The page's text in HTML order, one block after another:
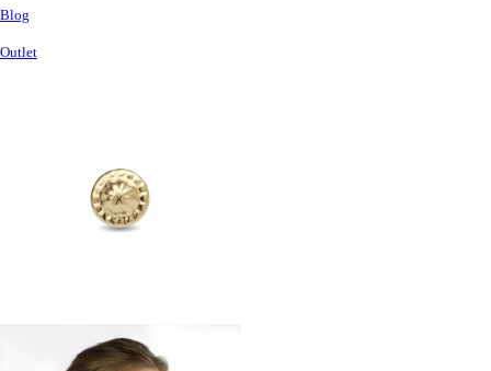
Blog
Outlet